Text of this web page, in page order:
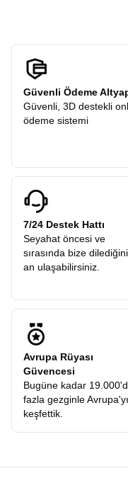
firmasında ekstra adı
programlarımızda
en optimize şekilde
cebinize gitmez,
otellerde konaklama ve
karşılığını fazlasıyla
Zamanı kısıtlı olanlar
bizim işimiz. Özel olarak
noktalarını kapsayacak
içinde nefes nefese
gününüz dolu dolu, her
geçer. Bu 7 gün, size 7
verir. Kahire’nin gece
geniş bir yelpaze bu bir
İstanbul Çıkışlı
Seyahatin başlangıç
önemlidir. Ulaşım
etkiler. Bu nedenle
prestijli firmaların tarifeli
Havalimanı’nda
ekibimizin güvencesi
şehirlerarası geçişler,
ayarlanır. Kahire’ye inip
arkanızda İstanbul’un
ülkesinin altın sarısı
Nil Tekne Gezisi Dahil
Güvenli Ödeme
Güvenli, 3D destekli
ödeme sistemi
7/24 Destek Hattı
Seyahat öncesi ve
sırasında bize
an ulaşabilirsiniz.
Avrupa Rüyası
Güvencesi
Bugüne kadar
fazla gezginle Avrupa'yı
keşfettik.